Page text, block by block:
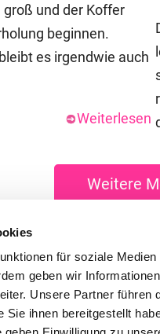
für soziale
geben wir
Unsere Partner
Sie ihnen bereitgestellt
groß und der Koffer
beginnen.
es irgendwie auch
Weiterlesen
Weitere